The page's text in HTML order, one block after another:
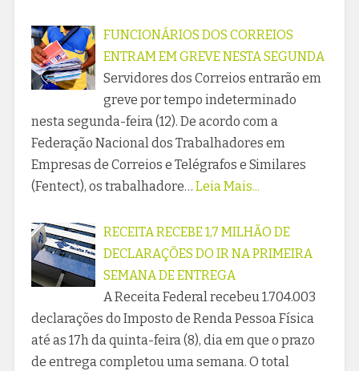
FUNCIONÁRIOS DOS CORREIOS
ENTRAM EM GREVE NESTA SEGUNDA
Servidores dos Correios entrarão em
greve por tempo indeterminado
nesta segunda-feira (12). De acordo com a
Federação Nacional dos Trabalhadores em
Empresas de Correios e Telégrafos e Similares
(Fentect), os trabalhadore… Leia Mais...
RECEITA RECEBE 1,7 MILHÃO DE
DECLARAÇÕES DO IR NA PRIMEIRA
SEMANA DE ENTREGA
A Receita Federal recebeu 1.704.003
declarações do Imposto de Renda Pessoa Física
até as 17h da quinta-feira (8), dia em que o prazo
de entrega completou uma semana. O total